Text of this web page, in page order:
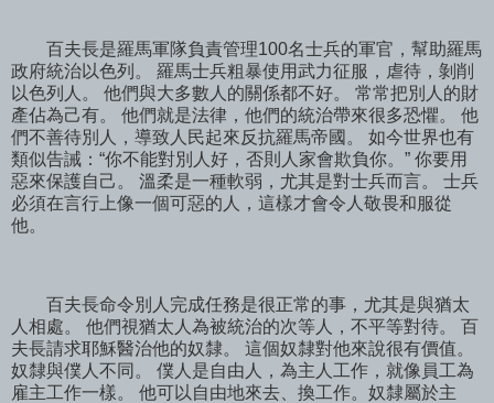
百夫長是羅馬軍隊負責管理100名士兵的軍官，幫助羅馬
政府統治以色列。 羅馬士兵粗暴使用武力征服，虐待，剝削
以色列人。 他們與大多數人的關係都不好。 常常把別人的財
產佔為己有。 他們就是法律，他們的統治帶來很多恐懼。 他
們不善待別人，導致人民起來反抗羅馬帝國。 如今世界也有
類似告誡：“你不能對別人好，否則人家會欺負你。” 你要用
惡來保護自己。 溫柔是一種軟弱，尤其是對士兵而言。 士兵
必須在言行上像一個可惡的人，這樣才會令人敬畏和服從
他。
百夫長命令別人完成任務是很正常的事，尤其是與猶太
人相處。 他們視猶太人為被統治的次等人，不平等對待。 百
夫長請求耶穌醫治他的奴隸。 這個奴隸對他來說很有價值。
奴隸與僕人不同。 僕人是自由人，為主人工作，就像員工為
雇主工作一樣。 他可以自由地來去、換工作。奴隸屬於主